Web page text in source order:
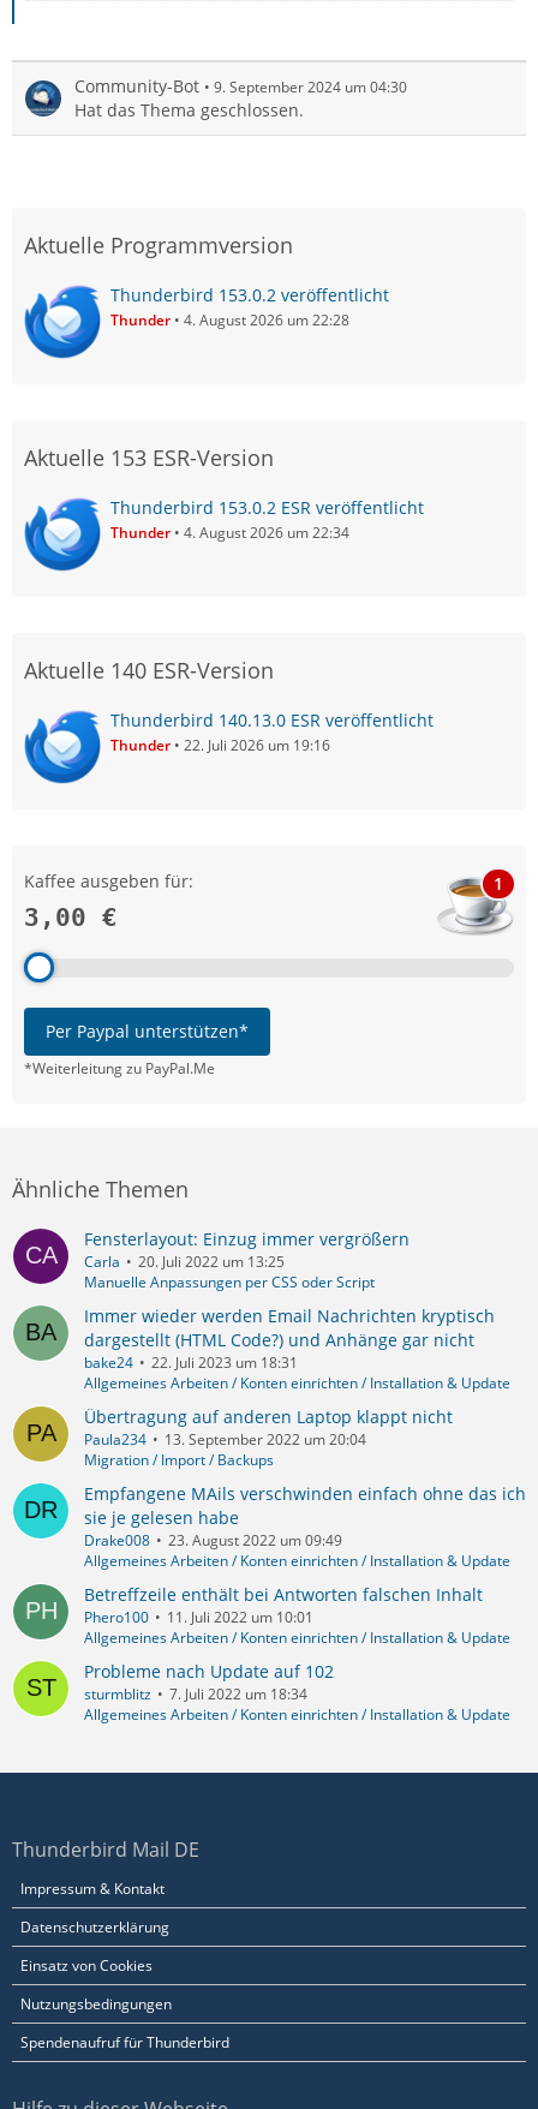
Community-Bot 9. September 2024 um 04:30
Hat das Thema geschlossen.
Aktuelle Programmversion
Thunderbird 153.0.2 veröffentlicht
Thunder 4. August 2026 um 22:28
Aktuelle 153 ESR-Version
Thunderbird 153.0.2 ESR veröffentlicht
Thunder 4. August 2026 um 22:34
Aktuelle 140 ESR-Version
Thunderbird 140.13.0 ESR veröffentlicht
Thunder 22. Juli 2026 um 19:16
Kaffee ausgeben für:
3,00 €
1
Per Paypal unterstützen*
*Weiterleitung zu PayPal.Me
Ähnliche Themen
Fensterlayout: Einzug immer vergrößern
Carla
20. Juli 2022 um 13:25
Manuelle Anpassungen per CSS oder Script
Immer wieder werden Email Nachrichten kryptisch
dargestellt (HTML Code?) und Anhänge gar nicht
bake24
22. Juli 2023 um 18:31
Allgemeines Arbeiten / Konten einrichten / Installation & Update
Übertragung auf anderen Laptop klappt nicht
Paula234
13. September 2022 um 20:04
Migration / Import / Backups
Empfangene MAils verschwinden einfach ohne das ich
sie je gelesen habe
Drake008
23. August 2022 um 09:49
Allgemeines Arbeiten / Konten einrichten / Installation & Update
Betreffzeile enthält bei Antworten falschen Inhalt
Phero100
11. Juli 2022 um 10:01
Allgemeines Arbeiten / Konten einrichten / Installation & Update
Probleme nach Update auf 102
sturmblitz
7. Juli 2022 um 18:34
Allgemeines Arbeiten / Konten einrichten / Installation & Update
Thunderbird Mail DE
Impressum & Kontakt
Datenschutzerklärung
Einsatz von Cookies
Nutzungsbedingungen
Spendenaufruf für Thunderbird